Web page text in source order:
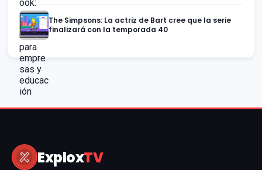
The Simpsons: La actriz de Bart cree que la serie
finalizará con la temporada 40
ExploxTV